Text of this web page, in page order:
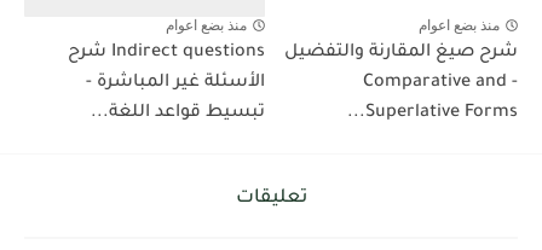
منذ بضع اعوام
شرح صيغ المقارنة والتفضيل
- Comparative and
Superlative Forms...
منذ بضع اعوام
Indirect questions شرح
الأسئلة غير المباشرة -
تبسيط قواعد اللغة...
تعليقات